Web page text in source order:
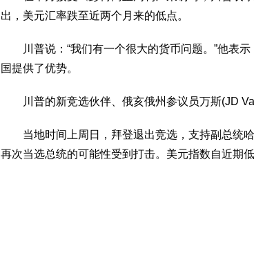
出，美元汇率跌至近两个月来的低点。
川普说：“我们有一个很大的货币问题。”他表示
国提供了优势。
川普的新竞选伙伴、俄亥俄州参议员万斯(JD
当地时间上周日，拜登退出竞选，支持副总统
再次当选总统的可能性受到打击。美元指数自近期低